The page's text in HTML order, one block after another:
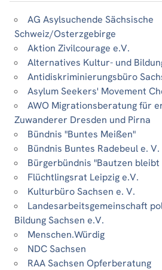
AG Asylsuchende Sächsische
Schweiz/Osterzgebirge
Aktion Zivilcourage e.V.
Alternatives Kultur- und
Antidiskriminierungsbüro
Asylum Seekers' Movement
AWO Migrationsberatung für
Zuwanderer Dresden und Pirna
Bündnis "Buntes Meißen"
Bündnis Buntes Radebeul e. V.
Bürgerbündnis "Bautzen
Flüchtlingsrat Leipzig e.V.
Kulturbüro Sachsen e. V.
Landesarbeitsgemeinschaft
Bildung Sachsen e.V.
Menschen.Würdig
NDC Sachsen
RAA Sachsen Opferberatung